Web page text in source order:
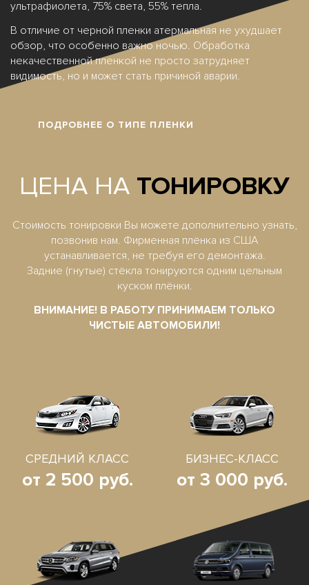
ультрафиолета, 75% света, 55% тепла.
В отличие от черной пленки атермальная не ухудшает
обзор, что особенно важно ночью. Обработка
некачественной пленкой не просто затрудняет
видимость, но и может стать причиной аварии.
ПОДРОБНЕЕ О ТИПЕ ПЛЕНКИ
ЦЕНА НА ТОНИРОВКУ
Стоимость тoнирoвки Вы можете дополнительно узнать,
позвонив нам. Фирменная плёнка из США
устанавливается, не требуя его демонтажа.
Задние (гнутые) стёкла тонируются одним цельным
куском плёнки.
ВНИМАНИЕ! В РАБОТУ ПРИНИМАЕМ ТОЛЬКО
ЧИСТЫЕ АВТОМОБИЛИ!
СРЕДНИЙ КЛАСС
от 2 500 руб.
БИЗНЕС-КЛАСС
от 3 000 руб.